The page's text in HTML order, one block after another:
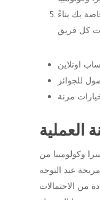
بك بناءً
اونلاين
للجوائز
مرنة
العملية
وكولومبيا من
عند التوجه
من الاحتمالات